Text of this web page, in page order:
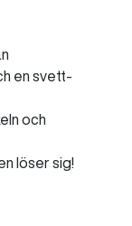
en svett-
och
löser sig!